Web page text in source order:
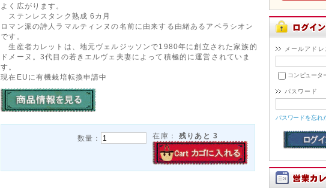
よく広がります。
ステンレスタンク熟成 6カ月
ロマン派の詩人ラマルティンヌの名前に由来する由緒あるアペラシオン
です。
生産者カレットは、地元ヴェルジッソンで1980年に創立された家族的
ドメーヌ。3代目の若きエルヴェ夫妻によって積極的に運営されていま
す。
現在EUに有機栽培転換申請中
数量： 在庫：残りあと 3
メールアドレ
コンピュータ
パスワード
パスワードを忘れ